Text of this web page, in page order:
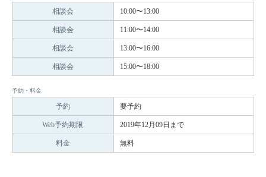
相談会 10:00〜13:00
相談会 11:00〜14:00
相談会 13:00〜16:00
相談会 15:00〜18:00
予約・料金
予約 要予約
Web予約期限 2019年12月09日まで
料金 無料